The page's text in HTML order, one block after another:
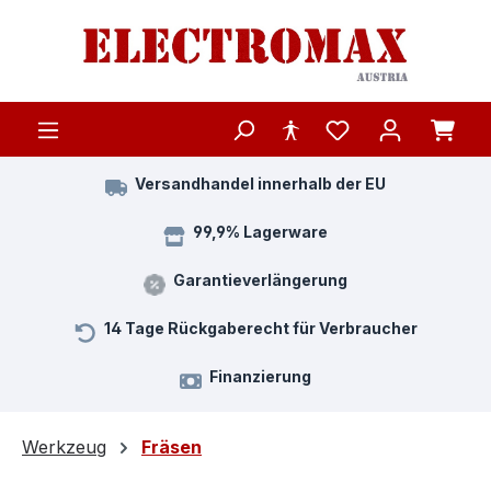
Zum Hauptinhalt springen
Versandhandel innerhalb der EU
99,9% Lagerware
Garantieverlängerung
14 Tage Rückgaberecht für Verbraucher
Finanzierung
Werkzeug Fräsen